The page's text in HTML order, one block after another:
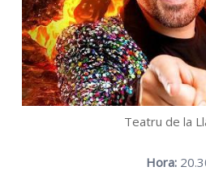
Teatru de la
Hora: